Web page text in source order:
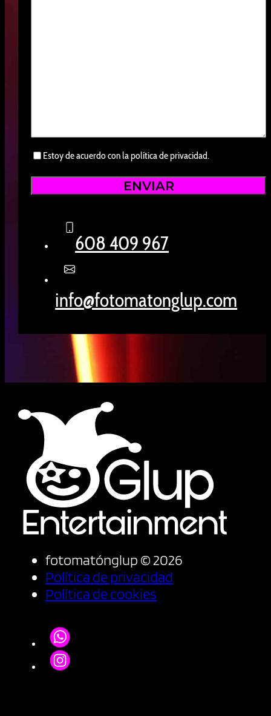
Consentimiento
Estoy de acuerdo con la política de privacidad.
608 409 967
info@fotomatonglup.com
fotomatónglup © 2026
Política de privacidad
Política de cookies